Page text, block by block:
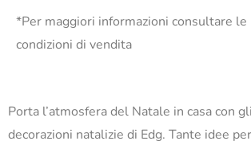
*Per maggiori informazioni consultare le
condizioni di vendita
Porta l’atmosfera del Natale in casa con
decorazioni natalizie di Edg. Tante idee